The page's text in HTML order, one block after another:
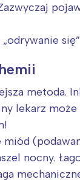
„odrywanie
metoda.
lekarz
nocny.